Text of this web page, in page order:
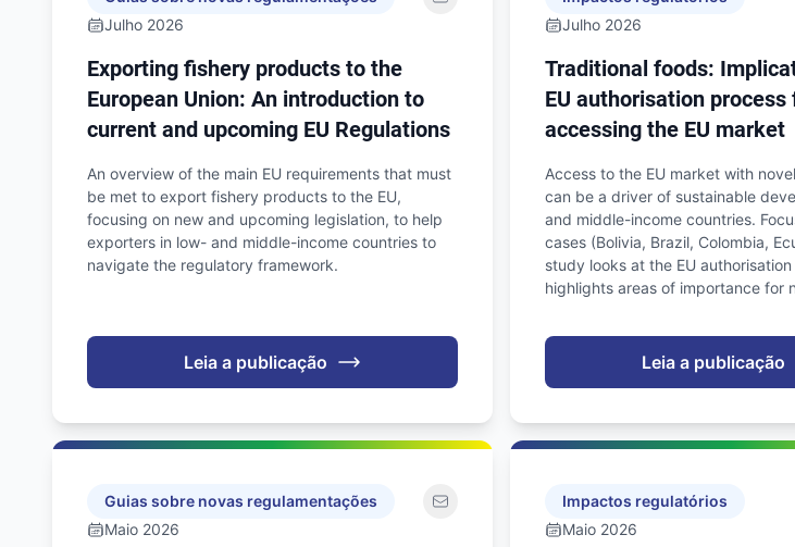
Julho 2026
Exporting fishery products to the
European Union: An introduction to
current and upcoming EU Regulations
An overview of the main EU requirements that must
be met to export fishery products to the EU,
focusing on new and upcoming legislation, to help
exporters in low- and middle-income countries to
navigate the regulatory framework.
Leia a publicação
Julho 2026
Traditional foods:
EU authorisation
accessing the EU market
Access to the EU market with
can be a driver of sustainable
and middle-income countries.
cases (Bolivia, Brazil, Colombia,
study looks at the EU
highlights areas of importance for
Leia a publicação
Guias sobre novas regulamentações
Maio 2026
Impactos regulatórios
Maio 2026